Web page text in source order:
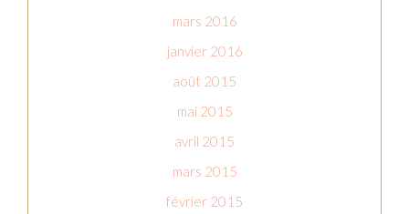
mars 2016
janvier 2016
août 2015
mai 2015
avril 2015
mars 2015
février 2015